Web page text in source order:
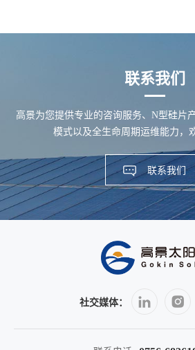
联系我们
高景为您提供专业的咨询服务、N型硅片
模式以及全生命周期运维能力，
联系我们
社交媒体：